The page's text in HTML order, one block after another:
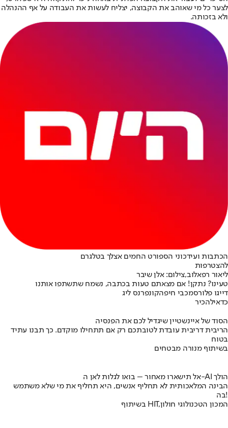
לצער כל מי שאוהב את הקבוצה, יצליח לעשות את העבודה על אף ההנהלה
ולא בזכותה.
הכתבות ועידכוני הספורט החמים אצלך בטלגרם
להצטרפות
ליאור רפאלוב,צילום: אלן שיבר
טעינו? נתקן! אם מצאתם טעות בכתבה, נשמח שתשתפו אותנו
דייגו פלורסמכבי חיפהקונפרנס ליג
כדאילהכיר
הסוד של איינשטיין שיגדיל לכם את הפנסיה
הריבית דריבית עובדת לטובתכם רק אם תתחילו מוקדם. כך תבנו עתיד
בטוח
בשיתוף מנורה מבטחים
אל תישארו מאחור – בואו לגלות לאן ה-AI הולך
הבינה המלאכותית לא תחליף אנשים, היא תחליף את מי שלא משתמש
בה!
בשיתוף HIT,המכון הטכנולוגי חולון